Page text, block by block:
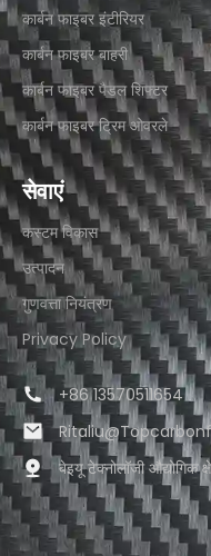
कार्बन फाइबर इंटीरियर​
कार्बन फाइबर बाहरी​
कार्बन फाइबर पैडल शिफ्टर
कार्बन फाइबर ट्रिम ओवरले
सेवाएं
कस्टम विकास
उत्पादन
गुणवत्ता नियंत्रण
Privacy Policy
+86 13570511654
बेइयू टेक्नोलॉजी औद्योगिक